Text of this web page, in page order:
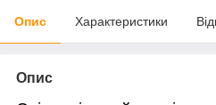
Опис Характеристики
Опис